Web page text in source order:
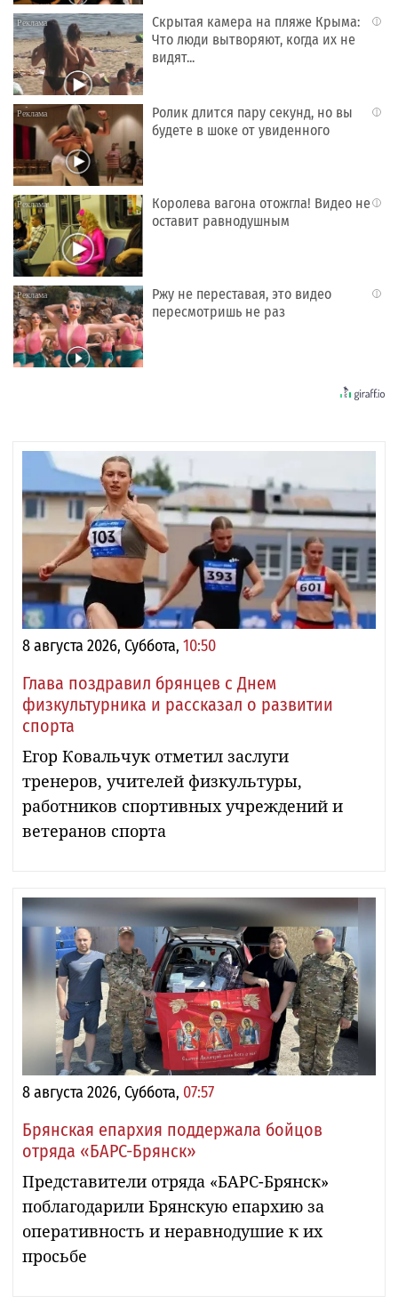
i
Скрытая камера на пляже Крыма:
Что люди вытворяют, когда их не
видят...
i
Ролик длится пару секунд, но вы
будете в шоке от увиденного
i
Королева вагона отожгла! Видео не
оставит равнодушным
i
Ржу не переставая, это видео
пересмотришь не раз
8 августа 2026, Суббота, 10:50
Глава поздравил брянцев с Днем
физкультурника и рассказал о развитии
спорта
Егор Ковальчук отметил заслуги
тренеров, учителей физкультуры,
работников спортивных учреждений и
ветеранов спорта
8 августа 2026, Суббота, 07:57
Брянская епархия поддержала бойцов
отряда «БАРС-Брянск»
Представители отряда «БАРС-Брянск»
поблагодарили Брянскую епархию за
оперативность и неравнодушие к их
просьбе